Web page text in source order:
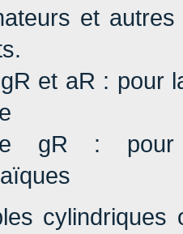
et
et aR : pour
gR : pour